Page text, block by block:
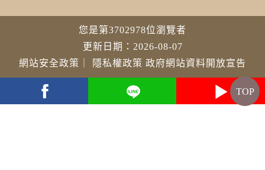
您是第3702978位瀏覽者
更新日期：2026-08-07
網站安全政策
隱私權政策 政府網站資料開放宣告
TOP